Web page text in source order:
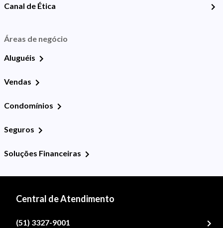
Canal de Ética
Áreas de negócio
Aluguéis
Vendas
Condomínios
Seguros
Soluções Financeiras
Central de Atendimento
(51) 3327-9001